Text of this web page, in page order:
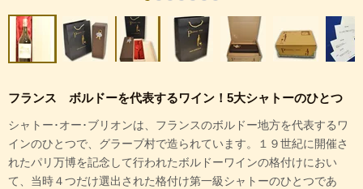
フランス ボルドーを代表するワイン！5大シャトーのひとつ
シャトー･オー･ブリオンは、フランスのボルドー地方を代表するワ
インのひとつで、グラーブ村で造られています。１９世紀に開催さ
れたパリ万博を記念して行われたボルドーワインの格付けにおい
て、当時４つだけ選出された格付け第一級シャトーのひとつであ